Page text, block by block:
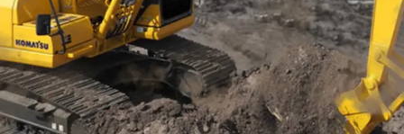
Find Out More